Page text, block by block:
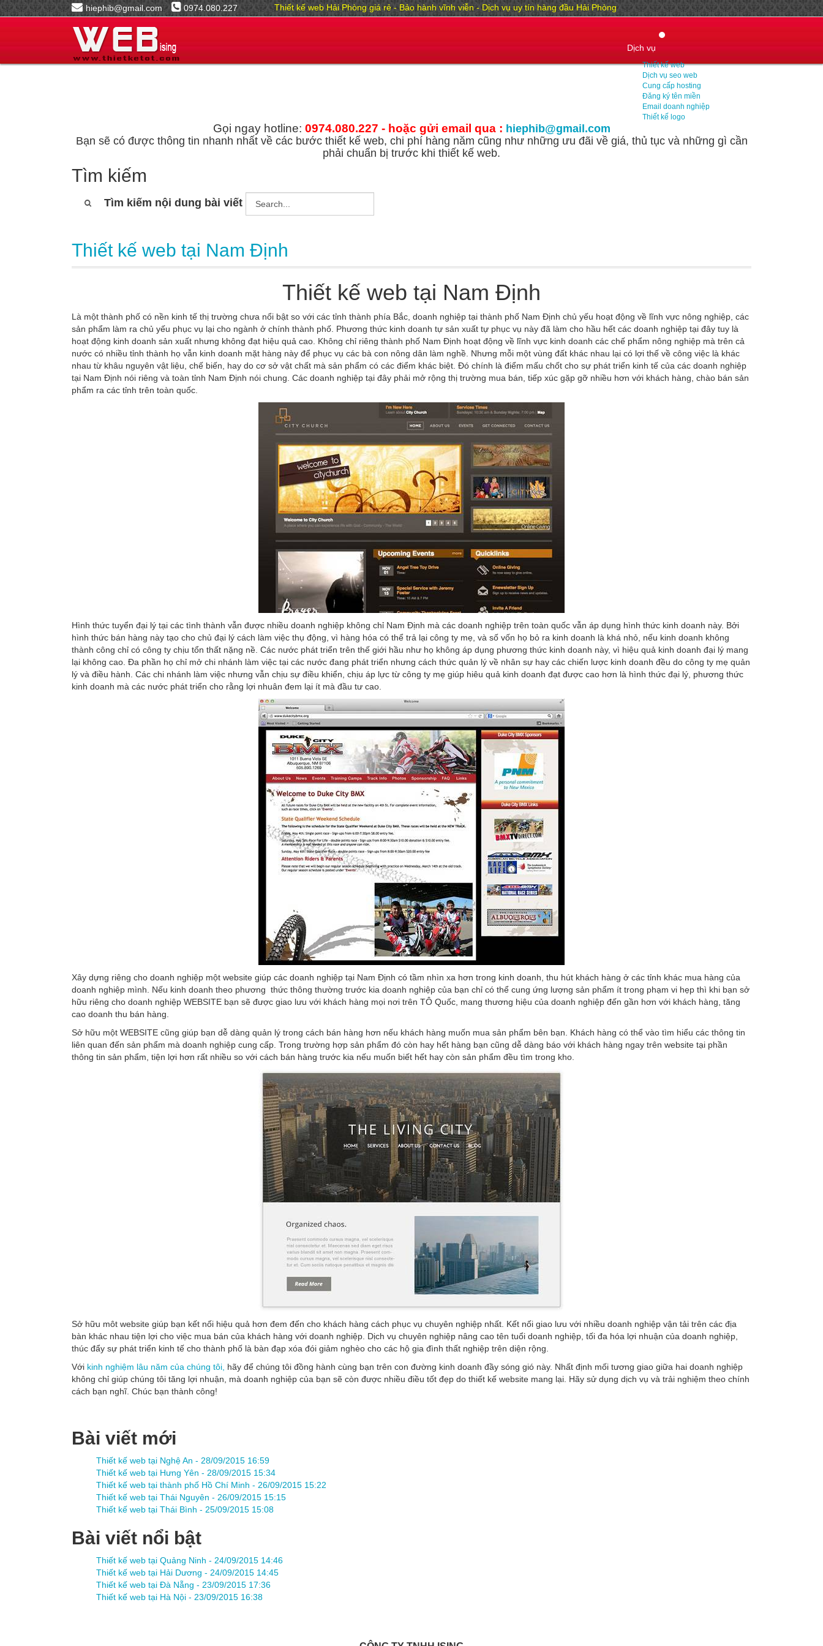
hiephib@gmail.com 0974.080.227 Thiết kế web Hải Phòng giá rẻ - Bảo hành vĩnh viễn - Dịch vụ uy tín hàng đầu Hải Phòng
Dịch vụ
Thiết kế web
Dịch vụ seo web
Cung cấp hosting
Đăng ký tên miền
Email doanh nghiệp
Thiết kế logo
Gọi ngay hotline: 0974.080.227 - hoặc gửi email qua : hiephib@gmail.com
Bạn sẽ có được thông tin nhanh nhất về các bước thiết kế web, chi phí hàng năm cũng như những ưu đãi về giá, thủ tục và những gì cần
phải chuẩn bị trước khi thiết kế web.
Tìm kiếm
Tìm kiếm nội dung bài viết
Thiết kế web tại Nam Định
Thiết kế web tại Nam Định
Là một thành phố có nền kinh tế thị trường chưa nổi bật so với các tỉnh thành phía Bắc, doanh nghiệp tại thành phố Nam Định chủ yếu hoạt động về lĩnh vực nông nghiệp, các
sản phẩm làm ra chủ yếu phục vụ lại cho ngành ở chính thành phố. Phương thức kinh doanh tự sản xuất tự phục vụ này đã làm cho hầu hết các doanh nghiệp tại đây tuy là
hoạt động kinh doanh sản xuất nhưng không đạt hiệu quả cao. Không chỉ riêng thành phố Nam Định hoạt động về lĩnh vực kinh doanh các chế phẩm nông nghiệp mà trên cả
nước có nhiều tỉnh thành họ vẫn kinh doanh mặt hàng này để phục vụ các bà con nông dân làm nghề. Nhưng mỗi một vùng đất khác nhau lại có lợi thế về công việc là khác
nhau từ khâu nguyên vật liệu, chế biến, hay do cơ sở vật chất mà sản phẩm có các điểm khác biệt. Đó chính là điểm mấu chốt cho sự phát triển kinh tế của các doanh nghiệp
tại Nam Định nói riêng và toàn tỉnh Nam Định nói chung. Các doanh nghiệp tại đây phải mở rộng thị trường mua bán, tiếp xúc gặp gỡ nhiều hơn với khách hàng, chào bán sản
phẩm ra các tỉnh trên toàn quốc.
Hình thức tuyển đại lý tại các tình thành vẫn được nhiều doanh nghiệp không chỉ Nam Định mà các doanh nghiệp trên toàn quốc vẫn áp dụng hình thức kinh doanh này. Bởi
hình thức bán hàng này tạo cho chủ đại lý cách làm việc thụ động, vì hàng hóa có thể trả lại công ty mẹ, và số vốn họ bỏ ra kinh doanh là khá nhỏ, nếu kinh doanh không
thành công chỉ có công ty chịu tổn thất nặng nề. Các nước phát triển trên thế giới hầu như họ không áp dụng phương thức kinh doanh này, vì hiệu quả kinh doanh đại lý mang
lại không cao. Đa phần họ chỉ mở chi nhánh làm việc tại các nước đang phát triển nhưng cách thức quản lý về nhân sự hay các chiến lược kinh doanh đều do công ty mẹ quản
lý và điều hành. Các chi nhánh làm việc nhưng vẫn chịu sự điều khiển, chịu áp lực từ công ty mẹ giúp hiêu quả kinh doanh đạt được cao hơn là hình thức đại lý, phương thức
kinh doanh mà các nước phát triển cho rằng lợi nhuân đem lại ít mà đầu tư cao.
Xây dựng riêng cho doanh nghiệp một website giúp các doanh nghiệp tại Nam Định có tầm nhìn xa hơn trong kinh doanh, thu hút khách hàng ở các tỉnh khác mua hàng của
doanh nghiệp mình. Nếu kinh doanh theo phương thức thông thường trước kia doanh nghiệp của bạn chỉ có thể cung ứng lượng sản phẩm ít trong phạm vi hẹp thì khi bạn sở
hữu riêng cho doanh nghiệp WEBSITE bạn sẽ được giao lưu với khách hàng mọi nơi trên TÔ Quốc, mang thương hiệu của doanh nghiệp đến gần hơn với khách hàng, tăng
cao doanh thu bán hàng.
Sở hữu một WEBSITE cũng giúp bạn dễ dàng quản lý trong cách bán hàng hơn nếu khách hàng muốn mua sản phẩm bên bạn. Khách hàng có thể vào tìm hiểu các thông tin
liên quan đến sản phẩm mà doanh nghiệp cung cấp. Trong trường hợp sản phẩm đó còn hay hết hàng bạn cũng dễ dàng báo với khách hàng ngay trên website tại phần
thông tin sản phẩm, tiện lợi hơn rất nhiều so với cách bán hàng trước kia nếu muốn biết hết hay còn sản phẩm đều tìm trong kho.
Sở hữu môt website giúp bạn kết nối hiệu quả hơn đem đến cho khách hàng cách phục vụ chuyên nghiệp nhất. Kết nối giao lưu với nhiều doanh nghiệp vận tải trên các địa
bàn khác nhau tiện lợi cho việc mua bán của khách hàng với doanh nghiệp. Dịch vụ chuyên nghiệp nâng cao tên tuổi doanh nghiệp, tối đa hóa lợi nhuận của doanh nghiệp,
thúc đẩy sự phát triển kinh tế cho thành phố là bàn đạp xóa đói giảm nghèo cho các hộ gia đình thất nghiệp trên diện rộng.
Với kinh nghiệm lâu năm của chúng tôi, hãy để chúng tôi đồng hành cùng bạn trên con đường kinh doanh đầy sóng gió này. Nhất định mối tương giao giữa hai doanh nghiệp
không chỉ giúp chúng tôi tăng lợi nhuận, mà doanh nghiệp của bạn sẽ còn được nhiều điều tốt đẹp do thiết kế website mang lại. Hãy sử dụng dịch vụ và trải nghiệm theo chính
cách bạn nghĩ. Chúc bạn thành công!
Bài viết mới
Thiết kế web tại Nghệ An - 28/09/2015 16:59
Thiết kế web tại Hưng Yên - 28/09/2015 15:34
Thiết kế web tại thành phố Hồ Chí Minh - 26/09/2015 15:22
Thiết kế web tại Thái Nguyên - 26/09/2015 15:15
Thiết kế web tại Thái Bình - 25/09/2015 15:08
Bài viết nổi bật
Thiết kế web tại Quảng Ninh - 24/09/2015 14:46
Thiết kế web tại Hải Dương - 24/09/2015 14:45
Thiết kế web tại Đà Nẵng - 23/09/2015 17:36
Thiết kế web tại Hà Nội - 23/09/2015 16:38